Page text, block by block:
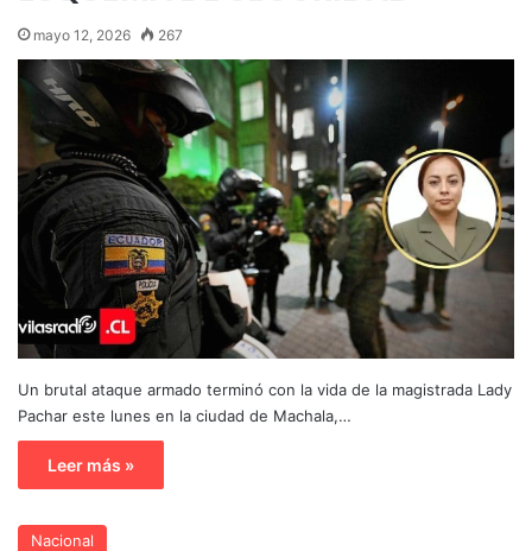
mayo 12, 2026 267
Un brutal ataque armado terminó con la vida de la magistrada Lady
Pachar este lunes en la ciudad de Machala,…
Leer más »
Nacional